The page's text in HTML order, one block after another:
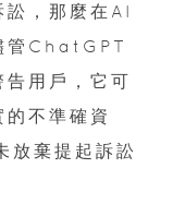
訟，那麼在AI
管ChatGPT
用戶，它可
不準確資
棄提起訴訟